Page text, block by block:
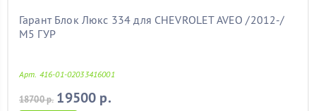
Гарант Блок Люкс 334 для CHEVROLET AVEO /2012-/
М5 ГУР
Арт. 416-01-02033416001
18700 р. 19500 р.